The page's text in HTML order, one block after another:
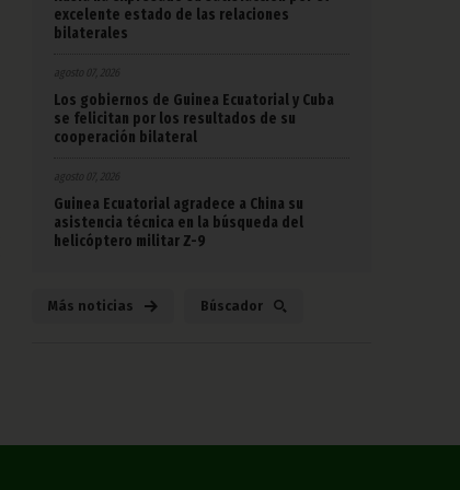
excelente estado de las relaciones
bilaterales
agosto 07, 2026
Los gobiernos de Guinea Ecuatorial y Cuba
se felicitan por los resultados de su
cooperación bilateral
agosto 07, 2026
Guinea Ecuatorial agradece a China su
asistencia técnica en la búsqueda del
helicóptero militar Z-9
Más noticias Búscador